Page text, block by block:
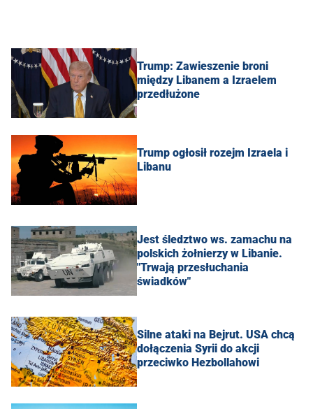
Trump: Zawieszenie broni
między Libanem a Izraelem
przedłużone
Trump ogłosił rozejm Izraela i
Libanu
Jest śledztwo ws. zamachu na
polskich żołnierzy w Libanie.
"Trwają przesłuchania
świadków"
Silne ataki na Bejrut. USA chcą
dołączenia Syrii do akcji
przeciwko Hezbollahowi